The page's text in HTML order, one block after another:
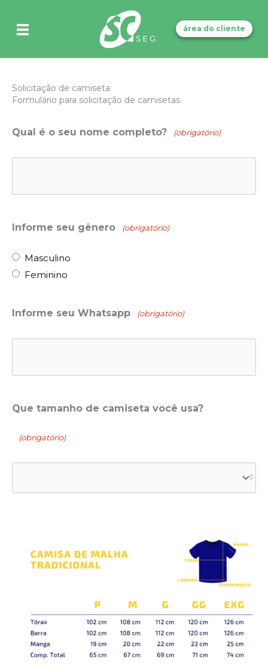
área do cliente
Solicitação de camiseta
Formulário para solicitação de camisetas.
Qual é o seu nome completo? (obrigatório)
Informe seu gênero (obrigatório)
Masculino
Feminino
Informe seu Whatsapp (obrigatório)
Que tamanho de camiseta você usa?
(obrigatório)